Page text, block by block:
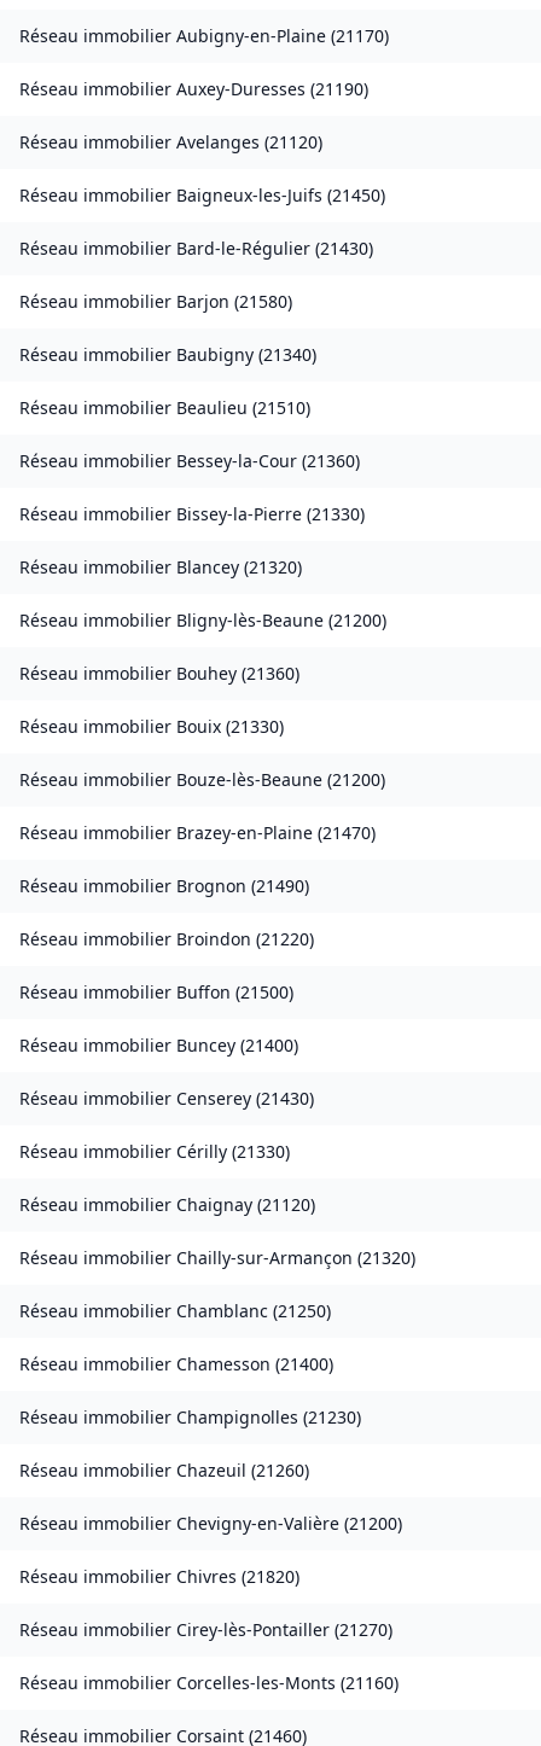
Réseau immobilier Aubigny-en-Plaine (21170)
Réseau immobilier Auxey-Duresses (21190)
Réseau immobilier Avelanges (21120)
Réseau immobilier Baigneux-les-Juifs (21450)
Réseau immobilier Bard-le-Régulier (21430)
Réseau immobilier Barjon (21580)
Réseau immobilier Baubigny (21340)
Réseau immobilier Beaulieu (21510)
Réseau immobilier Bessey-la-Cour (21360)
Réseau immobilier Bissey-la-Pierre (21330)
Réseau immobilier Blancey (21320)
Réseau immobilier Bligny-lès-Beaune (21200)
Réseau immobilier Bouhey (21360)
Réseau immobilier Bouix (21330)
Réseau immobilier Bouze-lès-Beaune (21200)
Réseau immobilier Brazey-en-Plaine (21470)
Réseau immobilier Brognon (21490)
Réseau immobilier Broindon (21220)
Réseau immobilier Buffon (21500)
Réseau immobilier Buncey (21400)
Réseau immobilier Censerey (21430)
Réseau immobilier Cérilly (21330)
Réseau immobilier Chaignay (21120)
Réseau immobilier Chailly-sur-Armançon (21320)
Réseau immobilier Chamblanc (21250)
Réseau immobilier Chamesson (21400)
Réseau immobilier Champignolles (21230)
Réseau immobilier Chazeuil (21260)
Réseau immobilier Chevigny-en-Valière (21200)
Réseau immobilier Chivres (21820)
Réseau immobilier Cirey-lès-Pontailler (21270)
Réseau immobilier Corcelles-les-Monts (21160)
Réseau immobilier Corsaint (21460)